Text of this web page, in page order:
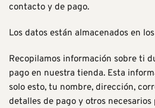
contacto y de pago.
Los datos están almacenados en
Recopilamos información sobre ti
pago en nuestra tienda. Esta
solo esto, tu nombre, dirección,
detalles de pago y otros